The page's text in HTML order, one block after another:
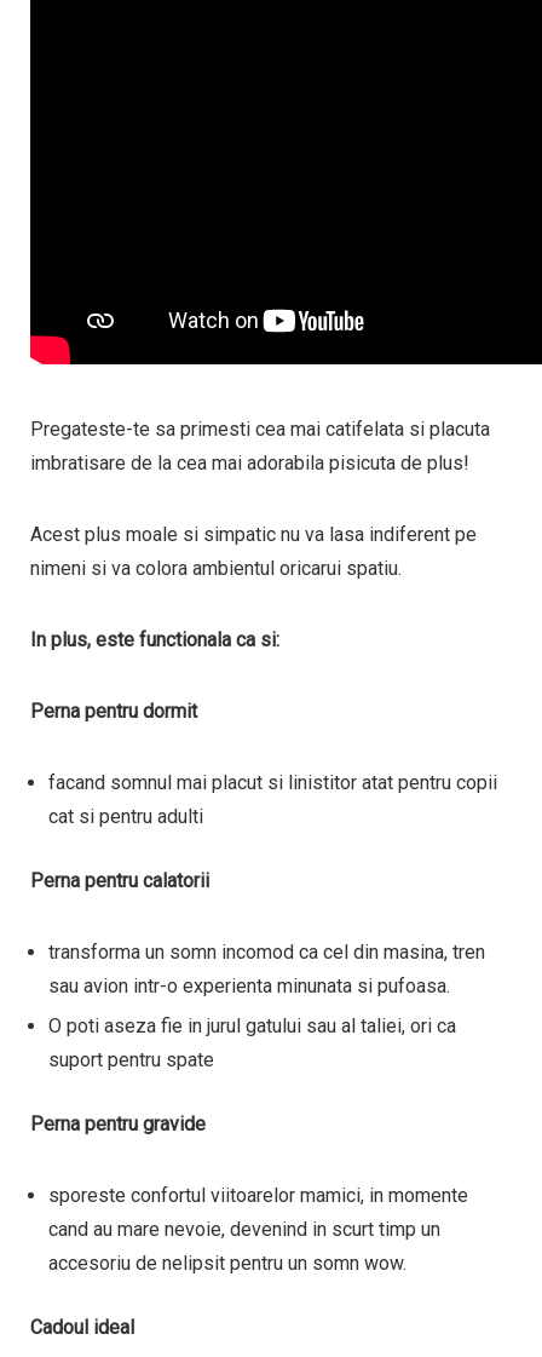
Pregateste-te sa primesti cea mai catifelata si placuta
imbratisare de la cea mai adorabila pisicuta de plus!
Acest plus moale si simpatic nu va lasa indiferent pe
nimeni si va colora ambientul oricarui spatiu.
In plus, este functionala ca si:
Perna pentru dormit
facand somnul mai placut si linistitor atat pentru copii
cat si pentru adulti
Perna pentru calatorii
transforma un somn incomod ca cel din masina, tren
sau avion intr-o experienta minunata si pufoasa.
O poti aseza fie in jurul gatului sau al taliei, ori ca
suport pentru spate
Perna pentru gravide
sporeste confortul viitoarelor mamici, in momente
cand au mare nevoie, devenind in scurt timp un
accesoriu de nelipsit pentru un somn wow.
Cadoul ideal